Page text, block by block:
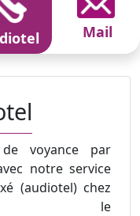
Mail
de voyance par
notre service
(audiotel) chez
le